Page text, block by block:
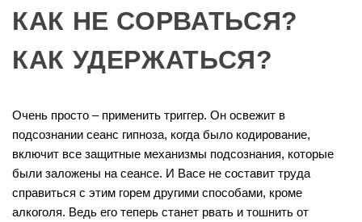
КАК НЕ СОРВАТЬСЯ?
КАК УДЕРЖАТЬСЯ?
Очень просто – применить триггер. Он освежит в
подсознании сеанс гипноза, когда было кодирование,
включит все защитные механизмы подсознания, которые
были заложены на сеансе. И Васе не составит труда
справиться с этим горем другими способами, кроме
алкоголя. Ведь его теперь станет рвать и тошнить от